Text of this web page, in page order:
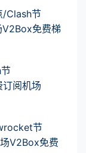
/Clash节
V2Box免费梯
阅机场
节
V2Box免费